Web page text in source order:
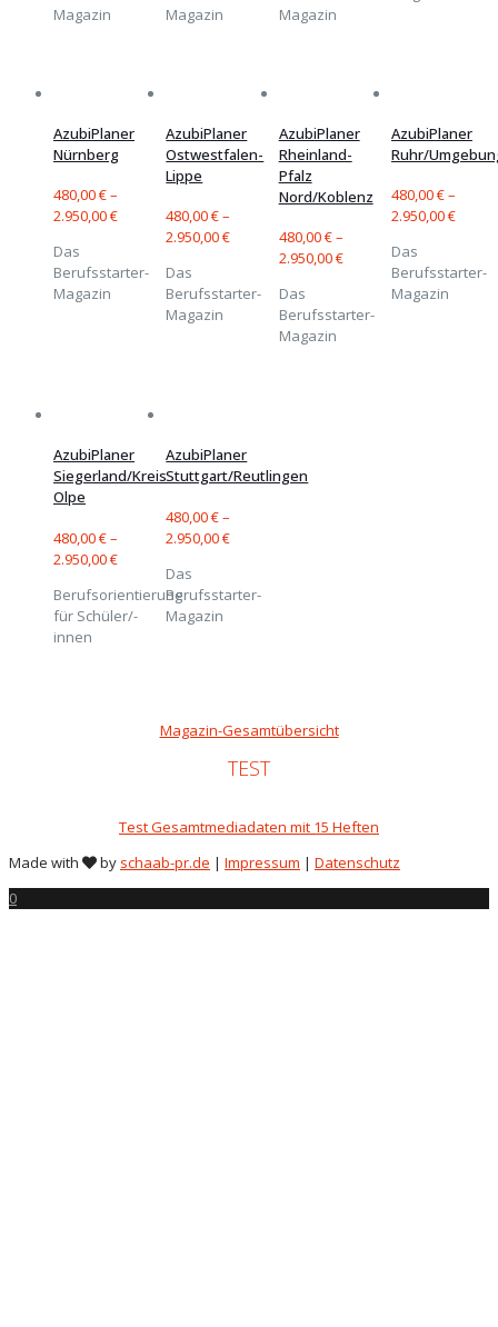
Magazin
Magazin
Magazin
AzubiPlaner
Nürnberg
480,00€–
2.950,00€
Das
Berufsstarter-
Magazin
AzubiPlaner
Ostwestfalen-
Lippe
480,00€–
2.950,00€
Das
Berufsstarter-
Magazin
AzubiPlaner
Rheinland-
Pfalz
Nord/Koblenz
480,00€–
2.950,00€
Das
Berufsstarter-
Magazin
AzubiPlaner
Ruhr/
480,00€–
2.950,00€
Das
Berufsstarter-
Magazin
AzubiPlaner
Siegerland/Kreis
Olpe
480,00€–
2.950,00€
Berufsorientierung
für Schüler/-
innen
AzubiPlaner
Stuttgart/Reutlingen
480,00€–
2.950,00€
Das
Berufsstarter-
Magazin
Magazin-Gesamtübersicht
TEST
Test Gesamtmediadaten mit 15 Heften
Made with
by schaab-pr.de | Impressum | Datenschutz
0